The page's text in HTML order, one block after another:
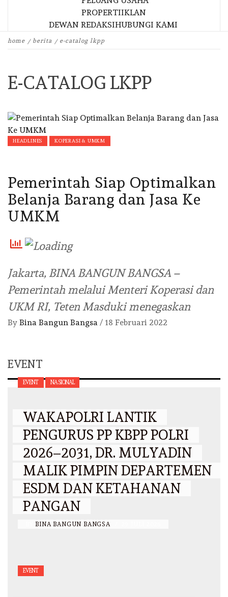
PROPERTIIKLAN
DEWAN REDAKSIHUBUNGI KAMI
home berita e-catalog lkpp
E-CATALOG LKPP
HEADLINES KOPERASI & UMKM
Pemerintah Siap Optimalkan
Belanja Barang dan Jasa Ke
UMKM
Jakarta, BINA BANGUN BANGSA –
Pemerintah melalui Menteri Koperasi dan
UKM RI, Teten Masduki menegaskan
By Bina Bangun Bangsa / 18 Februari 2022
EVENT
EVENT NASIONAL
WAKAPOLRI LANTIK
PENGURUS PP KBPP POLRI
2026–2031, DR. MULYADIN
MALIK PIMPIN DEPARTEMEN
ESDM DAN KETAHANAN
PANGAN
BINA BANGUN BANGSA
EVENT